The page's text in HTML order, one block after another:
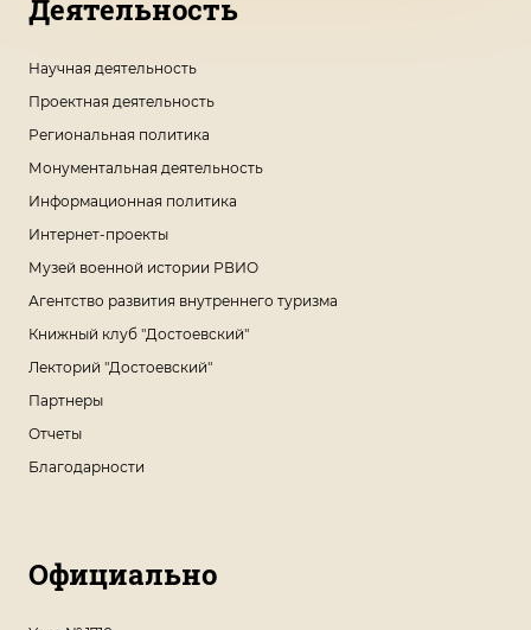
Деятельность
Научная деятельность
Проектная деятельность
Региональная политика
Монументальная деятельность
Информационная политика
Интернет-проекты
Музей военной истории РВИО
Агентство развития внутреннего туризма
Книжный клуб "Достоевский"
Лекторий "Достоевский"
Партнеры
Отчеты
Благодарности
Официально